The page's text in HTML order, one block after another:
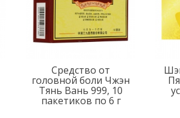
Средство от
головной боли Чжэн
Тянь Вань 999, 10
пакетиков по 6 г